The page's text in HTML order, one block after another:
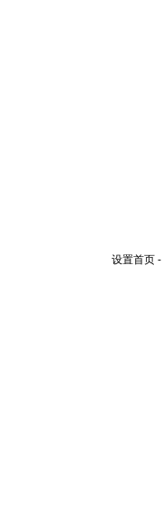
设置首页 -